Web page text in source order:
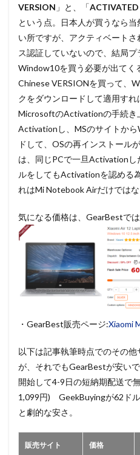
VERSION 」と、「
という点。日本人が買うなら当
い所ですが、アクティベート
ス認証していないので、結局
Window10を買う必要が出てく
Chinese VERSIONを買って、
クをダウンロードして適用すれ
MicrosoftのActivationの手続き
Activationし、MSのサイトか
ドして、OSの再インストール
は、同じPCで一旦Activation
ルをしてもActivationを認める
れはMi Notebook Airだけではな
気になる価格は、GearBestで
・GearBest販売ページ:Xiaomi
以下は記事執筆時点でのその
が、それでもGearBestが安い
開始して4-9日の短納期配送で
1,099円) GeekBuyingが62ド
と劇的な安さ。
販売サイト 価格